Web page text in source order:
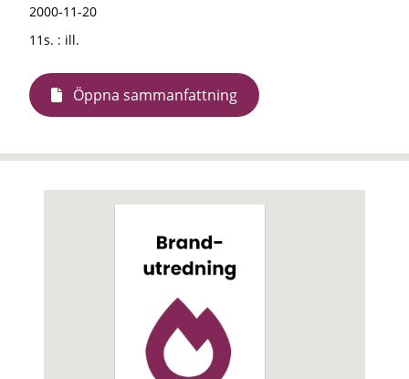
2000-11-20
11s. : ill.
Öppna sammanfattning